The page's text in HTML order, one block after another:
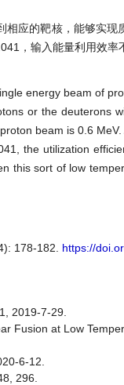
应的靶核，能够实现
，输入能量利用效
energy beam of
or the deuterons
beam is 0.6
the utilization
this sort of low
178-182. https://
2019-7-29.
Fusion at Low
6-12.
296.